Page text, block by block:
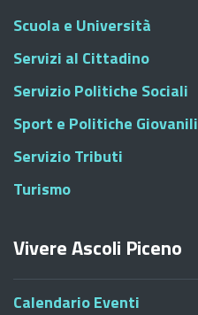
Scuola e Università
Servizi al Cittadino
Servizio Politiche Sociali
Sport e Politiche Giovanili
Servizio Tributi
Turismo
Vivere Ascoli Piceno
Calendario Eventi